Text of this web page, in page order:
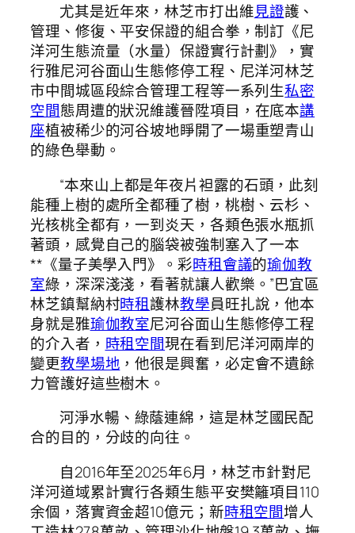
尤其是近年來，林芝市打出維見證護、
管理、修復、平安保證的組合拳，制訂《尼
洋河生態流量（水量）保證實行計劃》，實
行雅尼河谷面山生態修停工程、尼洋河林芝
市中間城區段綜合管理工程等一系列生私密
空間態周遭的狀況維護晉陞項目，在底本講
座植被稀少的河谷坡地睜開了一場重塑青山
的綠色舉動。
“本來山上都是年夜片袒露的石頭，此刻
能種上樹的處所全都種了樹，桃樹、云杉、
光核桃全都有，一到炎天，各類色張水瓶抓
著頭，感覺自己的腦袋被強制塞入了一本
**《量子美學入門》。彩時租會議的瑜伽教
室綠，深深淺淺，看著就讓人歡樂。”巴宜區
林芝鎮幫納村時租護林教學員旺扎說，他本
身就是雅瑜伽教室尼河谷面山生態修停工程
的介入者， 時租空間現在看到尼洋河兩岸的
變更教學場地 ，他很是興奮，必定會不遺餘
力管護好這些樹木。
河淨水暢、綠蔭連綿，這是林芝國民配
合的目的，分歧的向往。
自2016年至2025年6月，林芝市針對尼
洋河道域累計實行各類生態平安樊籬項目110
余個，落實資金超10億元；新時租空間增人